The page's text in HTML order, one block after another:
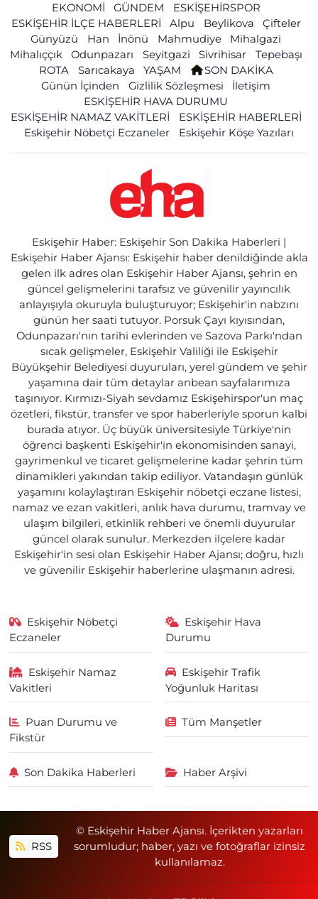
EKONOMİ
GÜNDEM
ESKİŞEHİRSPOR
ESKİŞEHİR İLÇE HABERLERİ
Alpu Beylikova
Çifteler
Günyüzü
Han İnönü Mahmudiye
Mihalgazi
Mihalıççık
Odunpazarı Seyitgazi Sivrihisar
Tepebaşı
ROTA
Sarıcakaya YAŞAM
SON DAKİKA
Günün İçinden
Gizlilik Sözleşmesi
İletişim
ESKİŞEHİR HAVA DURUMU
ESKİŞEHİR NAMAZ VAKİTLERİ
ESKİŞEHİR HABERLERİ
Eskişehir Nöbetçi Eczaneler
Eskişehir Köşe Yazıları
Eskişehir Haber: Eskişehir Son Dakika Haberleri |
Eskişehir Haber Ajansı: Eskişehir haber denildiğinde akla
gelen ilk adres olan Eskişehir Haber Ajansı, şehrin en
güncel gelişmelerini tarafsız ve güvenilir yayıncılık
anlayışıyla okuruyla buluşturuyor; Eskişehir'in nabzını
günün her saati tutuyor. Porsuk Çayı kıyısından,
Odunpazarı'nın tarihi evlerinden ve Sazova Parkı'ndan
sıcak gelişmeler, Eskişehir Valiliği ile Eskişehir
Büyükşehir Belediyesi duyuruları, yerel gündem ve şehir
yaşamına dair tüm detaylar anbean sayfalarımıza
taşınıyor. Kırmızı-Siyah sevdamız Eskişehirspor'un maç
özetleri, fikstür, transfer ve spor haberleriyle sporun kalbi
burada atıyor. Üç büyük üniversitesiyle Türkiye'nin
öğrenci başkenti Eskişehir'in ekonomisinden sanayi,
gayrimenkul ve ticaret gelişmelerine kadar şehrin tüm
dinamikleri yakından takip ediliyor. Vatandaşın günlük
yaşamını kolaylaştıran Eskişehir nöbetçi eczane listesi,
namaz ve ezan vakitleri, anlık hava durumu, tramvay ve
ulaşım bilgileri, etkinlik rehberi ve önemli duyurular
güncel olarak sunulur. Merkezden ilçelere kadar
Eskişehir'in sesi olan Eskişehir Haber Ajansı; doğru, hızlı
ve güvenilir Eskişehir haberlerine ulaşmanın adresi.
Eskişehir Nöbetçi
Eczaneler
Eskişehir Hava
Durumu
Eskişehir Namaz
Vakitleri
Eskişehir Trafik
Yoğunluk Haritası
Puan Durumu ve
Fikstür
Tüm Manşetler
Son Dakika Haberleri Haber Arşivi
RSS
© Eskişehir Haber Ajansı. İçerikten yazarları
sorumludur; haber, yazı ve fotoğraflar izinsiz
kullanılamaz.